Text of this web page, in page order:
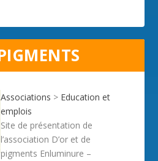
Associations > Education et
emplois
Site de présentation de
l’association D’or et de
pigments Enluminure –